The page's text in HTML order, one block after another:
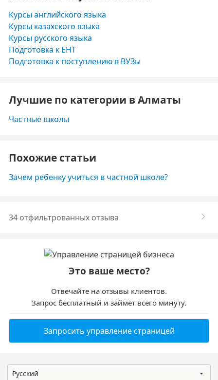
Курсы английского языка
Курсы казахского языка
Курсы русского языка
Подготовка к ЕНТ
Подготовка к поступлению в ВУЗы
Лучшие по категории в Алматы
Частные школы
Похожие статьи
Зачем ребенку учиться в частной школе?
34 отфильтрованных отзыва
Это ваше место?
Отвечайте на отзывы клиентов.
Запрос бесплатный и займет всего минуту.
Запросить управление страницей
Русский